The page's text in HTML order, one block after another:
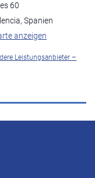
60
, Spanien
anzeigen
Leistungsanbieter –